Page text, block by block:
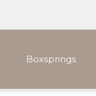
Boxsprings